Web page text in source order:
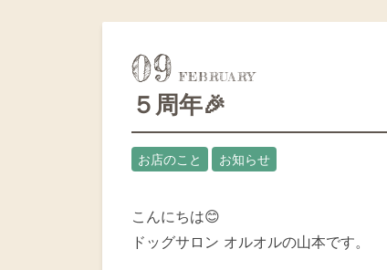
09
５周年🎉
お店のこと お知らせ
こんにちは😊
ドッグサロン オルオルの山本です。